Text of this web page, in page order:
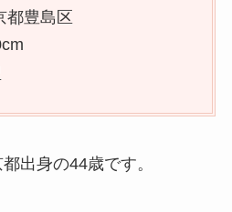
豊島区
出身の44歳です。